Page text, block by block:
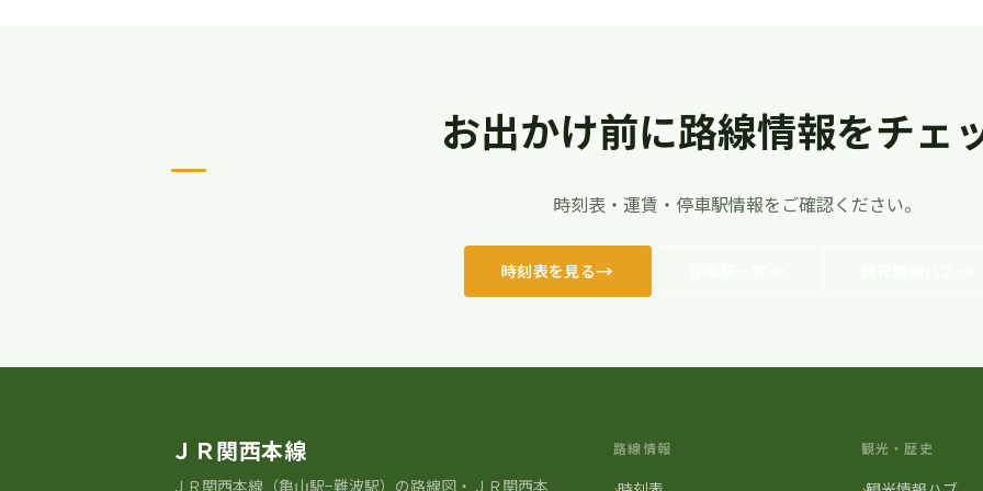
お出かけ前に路線情報をチェ
時刻表・運賃・停車駅情報をご確認ください。
時刻表を見る
ＪＲ関西本線
ＪＲ関⻄本線（亀山駅−難波駅）の路線図・ＪＲ関西本
路線情報 観光・歴史